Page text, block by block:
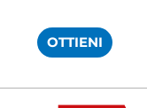
OTTIENI